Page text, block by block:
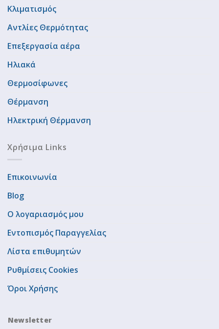
Κλιματισμός
Αντλίες Θερμότητας
Επεξεργασία αέρα
Ηλιακά
Θερμοσίφωνες
Θέρμανση
Ηλεκτρική Θέρμανση
Χρήσιμα Links
Επικοινωνία
Blog
Ο λογαριασμός μου
Εντοπισμός Παραγγελίας
Λίστα επιθυμητών
Ρυθμίσεις Cookies
Όροι Χρήσης
Newsletter